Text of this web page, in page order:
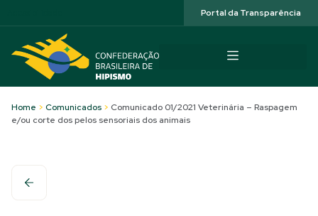
Portal da Transparência
Home > Comunicados > Comunicado 01/2021 Veterinária – Raspagem
e/ou corte dos pelos sensoriais dos animais